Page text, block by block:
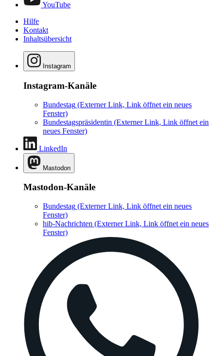
YouTube
Hilfe
Kontakt
Inhaltsübersicht
Instagram
Instagram-Kanäle
Bundestag (Externer Link, Link öffnet ein neues
Fenster)
Bundestagspräsidentin (Externer Link, Link öffnet ein
neues Fenster)
LinkedIn
Mastodon
Mastodon-Kanäle
Bundestag (Externer Link, Link öffnet ein neues
Fenster)
hib-Nachrichten (Externer Link, Link öffnet ein neues
Fenster)